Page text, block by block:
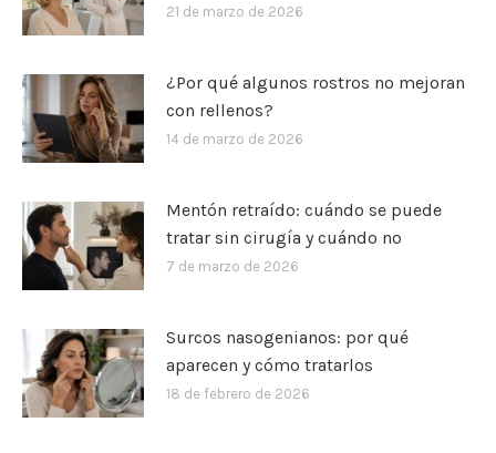
21 de marzo de 2026
¿Por qué algunos rostros no mejoran
con rellenos?
14 de marzo de 2026
Mentón retraído: cuándo se puede
tratar sin cirugía y cuándo no
7 de marzo de 2026
Surcos nasogenianos: por qué
aparecen y cómo tratarlos
18 de febrero de 2026